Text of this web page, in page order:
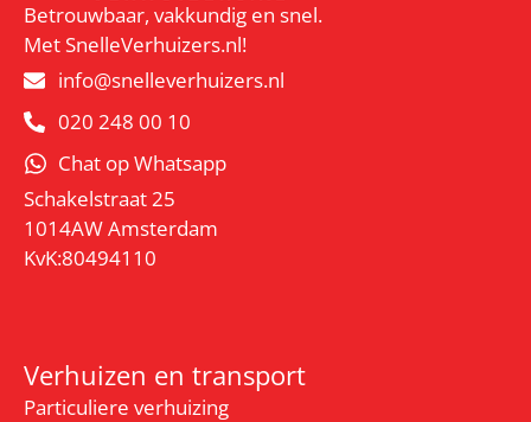
Betrouwbaar, vakkundig en snel.
Met SnelleVerhuizers.nl!
info@snelleverhuizers.nl
020 248 00 10
Chat op Whatsapp
Schakelstraat 25
1014AW Amsterdam
KvK:80494110
Verhuizen en transport
Particuliere verhuizing